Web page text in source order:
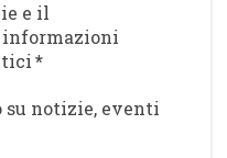
e il
*
notizie, eventi